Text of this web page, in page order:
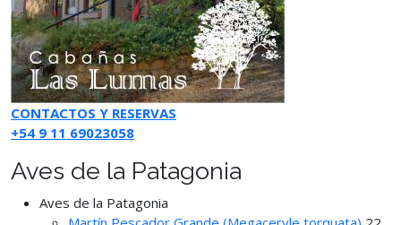
CONTACTOS Y RESERVAS
+54 9 11 69023058
Aves de la Patagonia
Aves de la Patagonia